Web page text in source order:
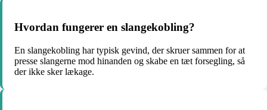
Hvordan fungerer en slangekobling?
En slangekobling har typisk gevind, der skruer sammen for at
presse slangerne mod hinanden og skabe en tæt forsegling, så
der ikke sker lækage.